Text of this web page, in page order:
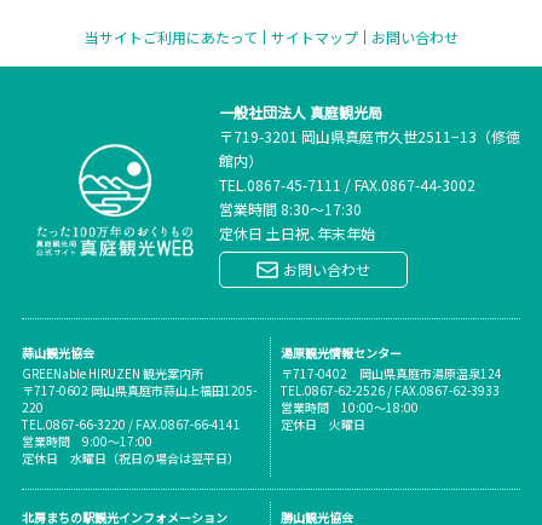
当サイトご利用にあたって サイトマップ お問い合わせ
一般社団法人 真庭観光局
〒719-3201 岡山県真庭市久世2511−13（修徳
館内）
TEL.0867-45-7111 /FAX.0867-44-3002
営業時間 8:30～17:30
定休日 土日祝､年末年始
お問い合わせ
蒜山観光協会
GREENable HIRUZEN 観光案内所
〒717-0602 岡山県真庭市蒜山上福田1205-
220
TEL.0867-66-3220 / FAX.0867-66-4141
営業時間 9:00～17:00
定休日 水曜日（祝日の場合は翌平日）
湯原観光情報センター
〒717-0402 岡山県真庭市湯原温泉124
TEL.0867-62-2526 / FAX.0867-62-3933
営業時間 10:00～18:00
定休日 火曜日
北房まちの駅観光インフォメーション 勝山観光協会